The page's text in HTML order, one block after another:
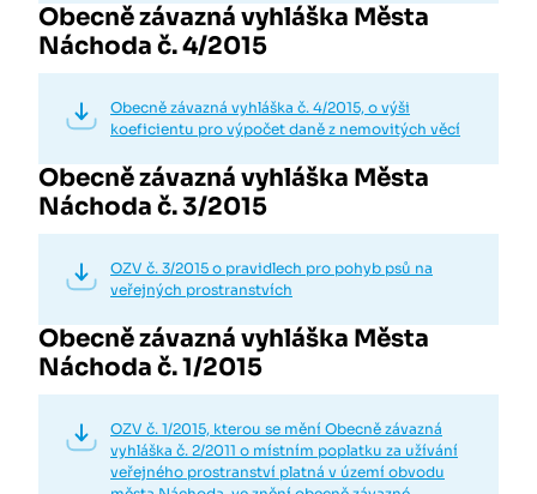
Obecně závazná vyhláška Města
Náchoda č. 4/2015
Obecně závazná vyhláška č. 4/2015, o výši
koeficientu pro výpočet daně z nemovitých věcí
Obecně závazná vyhláška Města
Náchoda č. 3/2015
OZV č. 3/2015 o pravidlech pro pohyb psů na
veřejných prostranstvích
Obecně závazná vyhláška Města
Náchoda č. 1/2015
OZV č. 1/2015, kterou se mění Obecně závazná
vyhláška č. 2/2011 o místním poplatku za užívání
veřejného prostranství platná v území obvodu